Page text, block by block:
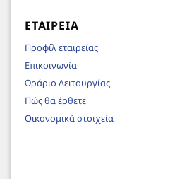
ΕΤΑΙΡΕΊΑ
Προφίλ εταιρείας
Επικοινωνία
Ωράριο Λειτουργίας
Πώς θα έρθετε
Οικονομικά στοιχεία